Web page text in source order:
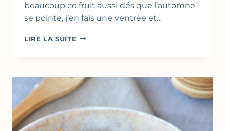
beaucoup ce fruit aussi dés que l’automne
se pointe, j’en fais une ventrée et…
LIRE LA SUITE TARTELETTES
SIROP
D’ÉRABLE
SPÉCULOOS